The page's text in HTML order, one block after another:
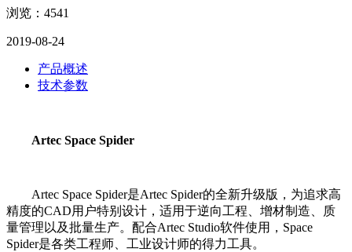
浏览：4541
2019-08-24
产品概述
技术参数
Artec Space Spider
Artec Space Spider是Artec Spider的全新升级版，为追求高
精度的CAD用户特别设计，适用于逆向工程、增材制造、质
量管理以及批量生产。配合Artec Studio软件使用，Space
Spider是各类工程师、工业设计师的得力工具。